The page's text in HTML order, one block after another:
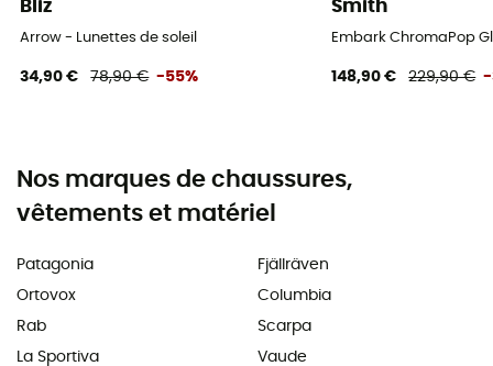
Bliz
Arrow - Lunettes de soleil
34,90 € 78,90 € -55%
Smith
Embark ChromaPop
148,90 € 229,90 € -
Nos marques de chaussures,
vêtements et matériel
Patagonia
Ortovox
Rab
La Sportiva
Fjällräven
Columbia
Scarpa
Vaude